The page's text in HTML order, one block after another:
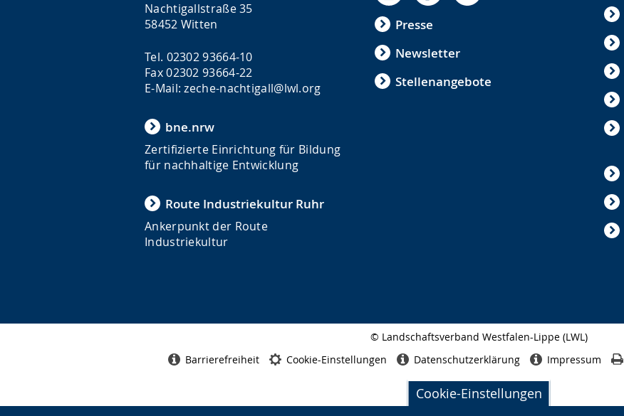
Cookie-Einstellungen
Nachtigallstraße 35
58452 Witten
Tel. 02302 93664-10
Fax 02302 93664-22
E-Mail: zeche-nachtigall@lwl.org
bne.nrw
Zertifizierte Einrichtung für Bildung
für nachhaltige Entwicklung
Route Industriekultur Ruhr
Ankerpunkt der Route
Industriekultur
Presse
Newsletter
Stellenangebote
© Landschaftsverband Westfalen-Lippe (LWL)
Barrierefreiheit Cookie-Einstellungen Datenschutzerklärung Impressum